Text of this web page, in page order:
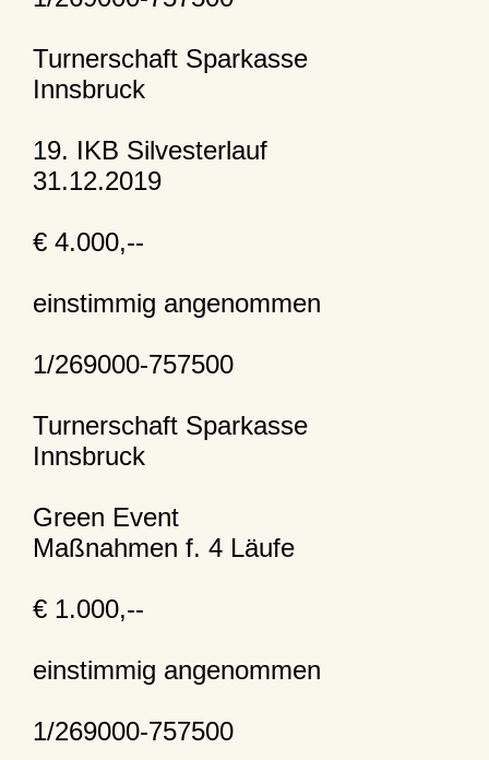
Turnerschaft Sparkasse
Innsbruck
19. IKB Silvesterlauf
31.12.2019
€ 4.000,--
einstimmig angenommen
1/269000-757500
Turnerschaft Sparkasse
Innsbruck
Green Event
Maßnahmen f. 4 Läufe
€ 1.000,--
einstimmig angenommen
1/269000-757500